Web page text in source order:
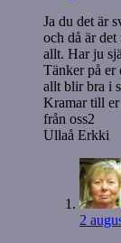
Ja du det är
och då är
allt. Har ju
Tänker på er
allt blir bra i
Kramar till er
från oss2
Ullaå Erkki
2